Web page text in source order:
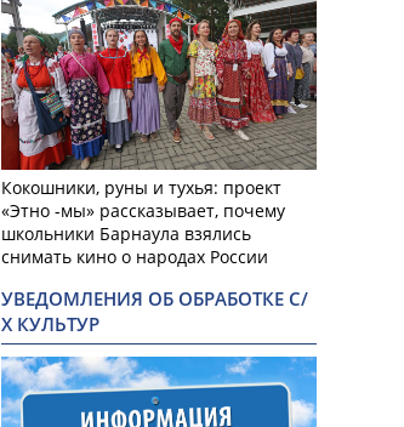
Кокошники, руны и тухья: проект
«Этно -мы» рассказывает, почему
школьники Барнаула взялись
снимать кино о народах России
УВЕДОМЛЕНИЯ ОБ ОБРАБОТКЕ С/
Х КУЛЬТУР